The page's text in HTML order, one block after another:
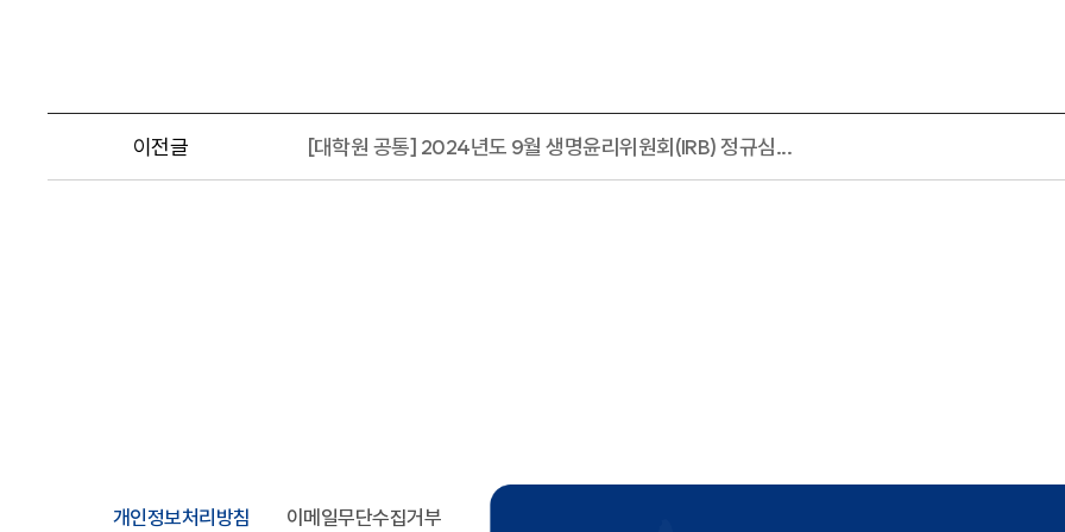
이전글 [대학원 공통] 2024년도 9월 생명윤리위원회(IRB) 정규심...
개인정보처리방침 이메일무단수집거부